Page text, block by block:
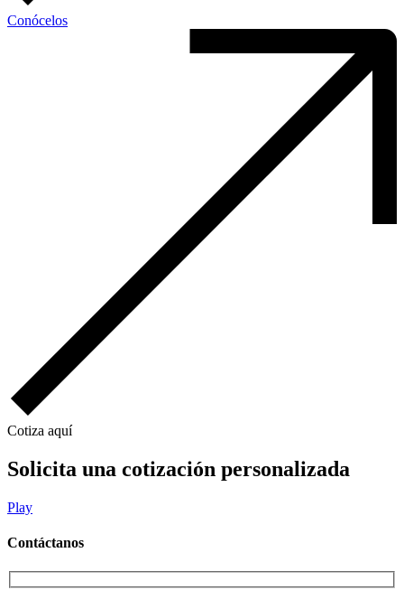
Conócelos
Cotiza aquí
Solicita una cotización personalizada
Play
Contáctanos